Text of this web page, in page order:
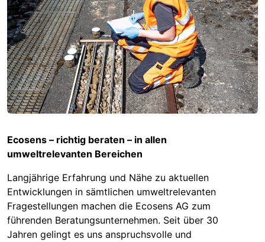
Ecosens – richtig beraten – in allen
umweltrelevanten Bereichen
Langjährige Erfahrung und Nähe zu aktuellen
Entwicklungen in sämtlichen umweltrelevanten
Fragestellungen machen die Ecosens AG zum
führenden Beratungsunternehmen. Seit über 30
Jahren gelingt es uns anspruchsvolle und